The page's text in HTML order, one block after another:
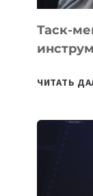
Таск-
ЧИТАТЬ